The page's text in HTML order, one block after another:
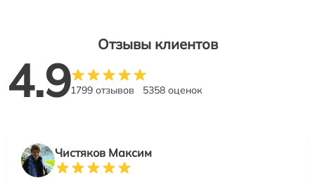
Отзывы клиентов
4.91799 отзывов 5358 оценок
Чистяков Максим